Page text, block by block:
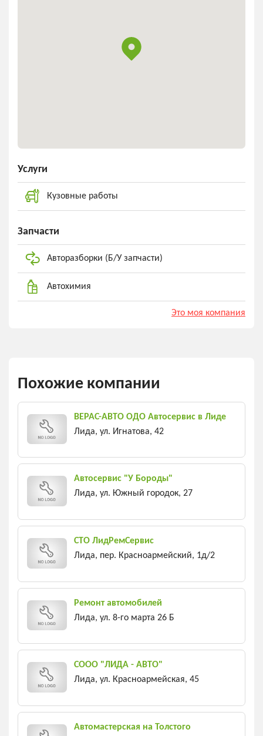
Услуги
Кузовные работы
Запчасти
Авторазборки (Б/У запчасти)
Автохимия
Это моя компания
Похожие компании
ВЕРАС-АВТО ОДО Автосервис в Лиде
Лида, ул. Игнатова, 42
Автосервис "У Бороды"
Лида, ул. Южный городок, 27
СТО ЛидРемСервис
Лида, пер. Красноармейский, 1д/2
Ремонт автомобилей
Лида, ул. 8-го марта 26 Б
СООО "ЛИДА - АВТО"
Лида, ул. Красноармейская, 45
Автомастерская на Толстого